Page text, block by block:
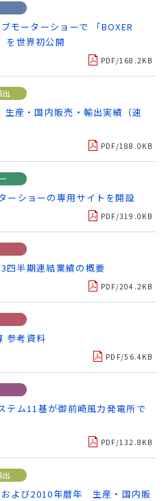
モーターショーで 「BOXER
世界初公開
PDF/168.2KB
出
産・国内販売・輸出実績（速
PDF/188.0KB
ーショーの専用サイトを開設
PDF/319.0KB
四半期連結業績の概要
PDF/204.2KB
参考資料
PDF/56.4KB
テム11基が御前崎風力発電所で
PDF/132.8KB
出
よび2010年暦年 生産・国内販